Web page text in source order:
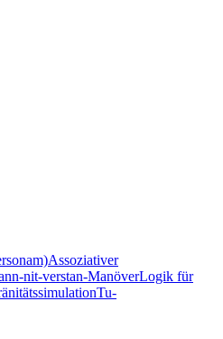
Assoziativer
nit-verstan-ManöverLogik für
Tu-